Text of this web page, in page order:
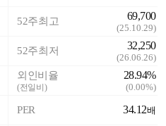
52주최고 69,700
(25.10.29)
52주최저 32,250
(26.06.26)
외인비율
(전일비)
28.94%
(0.00%)
PER 34.12배